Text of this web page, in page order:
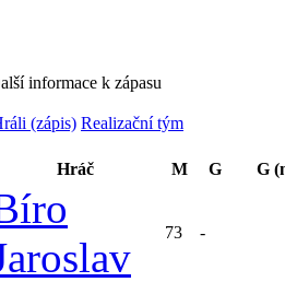
informace k zápasu
(zápis) Realizační tým
Hráč M G G
73 -